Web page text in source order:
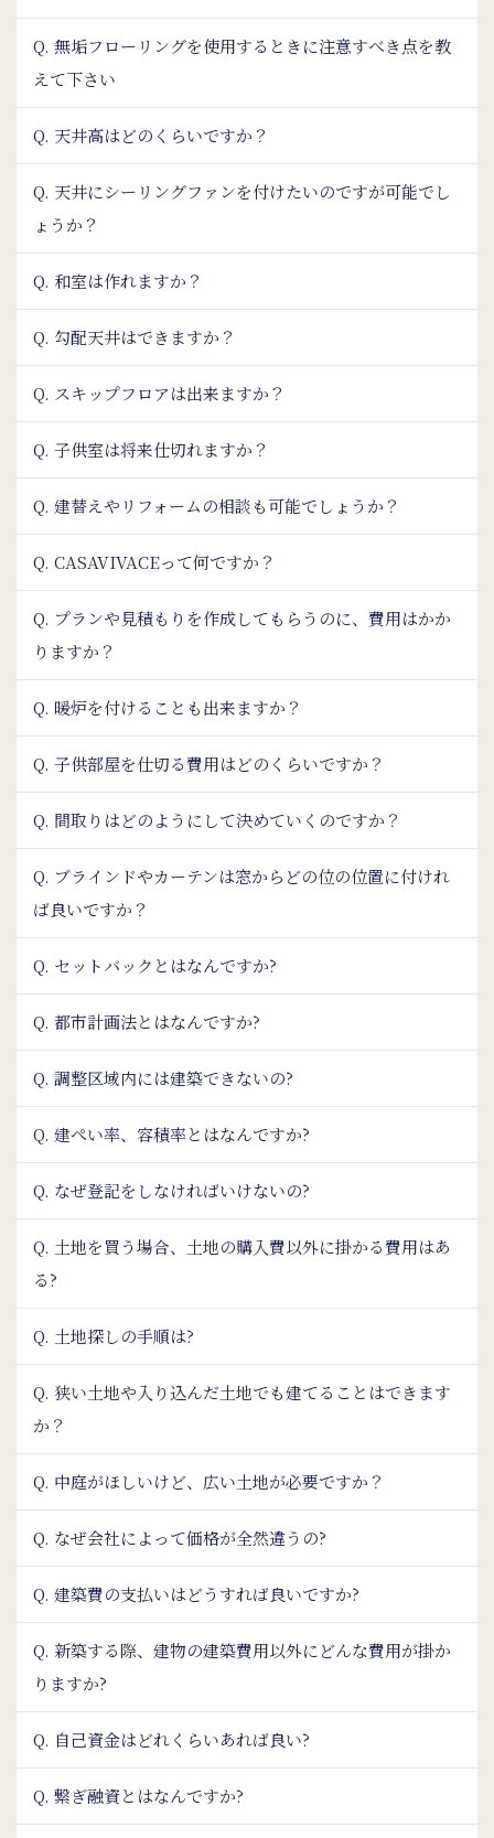
Q. 無垢フローリングを使用するときに注意すべき点を教
えて下さい
Q. 天井高はどのくらいですか？
Q. 天井にシーリングファンを付けたいのですが可能でし
ょうか？
Q. 和室は作れますか？
Q. 勾配天井はできますか？
Q. スキップフロアは出来ますか？
Q. 子供室は将来仕切れますか？
Q. 建替えやリフォームの相談も可能でしょうか？
Q. CASAVIVACEって何ですか？
Q. プランや見積もりを作成してもらうのに、費用はかか
りますか？
Q. 暖炉を付けることも出来ますか？
Q. 子供部屋を仕切る費用はどのくらいですか？
Q. 間取りはどのようにして決めていくのですか？
Q. ブラインドやカーテンは窓からどの位の位置に付けれ
ば良いですか？
Q. セットバックとはなんですか?
Q. 都市計画法とはなんですか?
Q. 調整区域内には建築できないの?
Q. 建ぺい率、容積率とはなんですか?
Q. なぜ登記をしなければいけないの?
Q. 土地を買う場合、土地の購入費以外に掛かる費用はあ
る?
Q. 土地探しの手順は?
Q. 狭い土地や入り込んだ土地でも建てることはできます
か？
Q. 中庭がほしいけど、広い土地が必要ですか？
Q. なぜ会社によって価格が全然違うの?
Q. 建築費の支払いはどうすれば良いですか?
Q. 新築する際、建物の建築費用以外にどんな費用が掛か
りますか?
Q. 自己資金はどれくらいあれば良い?
Q. 繋ぎ融資とはなんですか?